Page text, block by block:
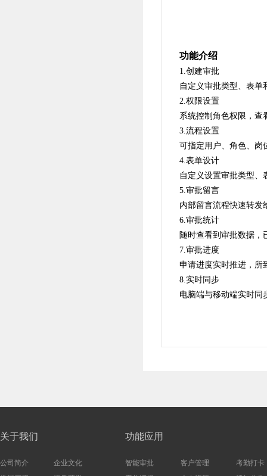
功能介绍
1.创建审批
自定义审批类型、表单
2.权限设置
系统控制角色权限，查
3.流程设置
可指定用户、角色、岗
4.表单设计
自定义设置审批类型、
5.审批留言
内部留言流程快速转发
6.审批统计
随时查看到审批数据，
7.审批进度
申请进度实时推进，所
8.实时同步
电脑端与移动端实时同
关于我们
公司简介
企业文化
功能应用
智能审批 客户管理
考勤打卡